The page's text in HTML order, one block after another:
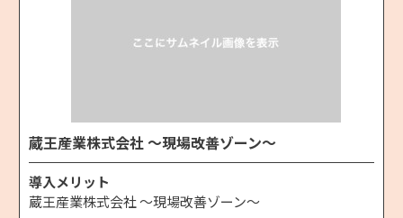
蔵王産業株式会社 ～現場改善ゾーン～
導入メリット
蔵王産業株式会社 ～現場改善ゾーン～